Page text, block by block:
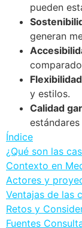
pueden
generan
Flexibilidad
y estilos.
Calidad
Índice
¿Qué son las
Contexto en
Actores y
Ventajas de las
Retos y
Fuentes